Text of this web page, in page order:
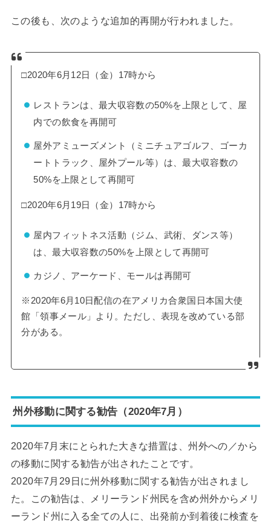
この後も、次のような追加的再開が行われました。
□2020年6月12日（金）17時から
レストランは、最大収容数の50%を上限として、屋
内での飲食を再開可
屋外アミューズメント（ミニチュアゴルフ、ゴーカ
ートトラック、屋外プール等）は、最大収容数の
50%を上限として再開可
□2020年6月19日（金）17時から
屋内フィットネス活動（ジム、武術、ダンス等）
は、最大収容数の50%を上限として再開可
カジノ、アーケード、モールは再開可
※2020年6月10日配信の在アメリカ合衆国日本国大使
館「領事メール」より。ただし、表現を改めている部
分がある。
州外移動に関する勧告（2020年7月）
2020年7月末にとられた大きな措置は、州外への／から
の移動に関する勧告が出されたことです。
2020年7月29日に州外移動に関する勧告が出されまし
た。この勧告は、メリーランド州民を含め州外からメリ
ーランド州に入る全ての人に、出発前か到着後に検査を